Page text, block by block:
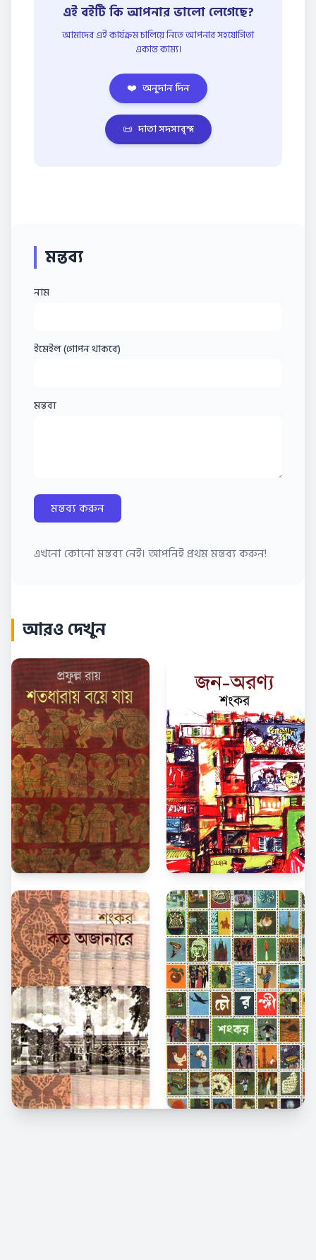
এই বইটি কি আপনার ভালো লেগেছে?
আমাদের এই কার্যক্রম চালিয়ে নিতে আপনার সহযোগিতা
একান্ত কাম্য।
❤️ অনুদান দিন
📜 দাতা সদস্যবৃন্দ
মন্তব্য
নাম
ইমেইল (গোপন থাকবে)
মন্তব্য
মন্তব্য করুন
এখনো কোনো মন্তব্য নেই। আপনিই প্রথম মন্তব্য করুন!
আরও দেখুন